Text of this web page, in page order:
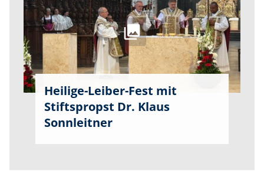
Heilige-Leiber-Fest mit
Stiftspropst Dr. Klaus
Sonnleitner